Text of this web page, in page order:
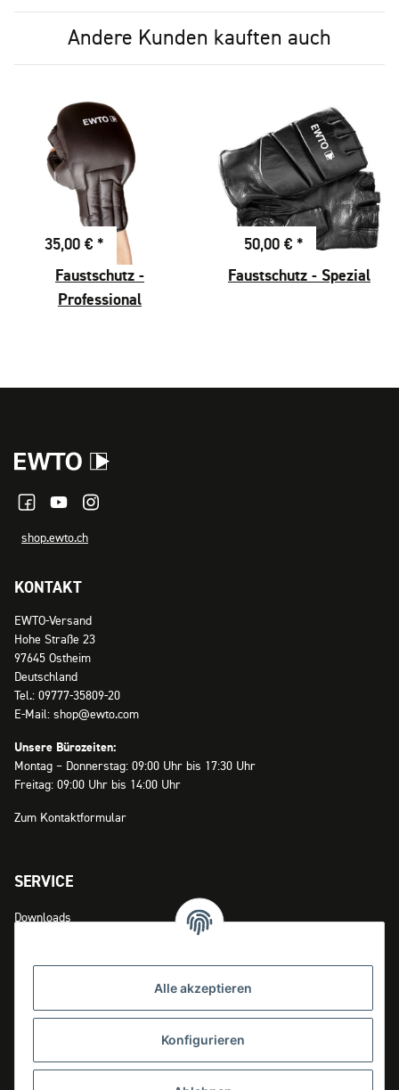
Andere Kunden kauften auch
35,00 € *
Faustschutz -
Professional
50,00 € *
Faustschutz - Spezial
shop.ewto.ch
KONTAKT
EWTO-Versand
Hohe Straße 23
97645 Ostheim
Deutschland
Tel.: 09777-35809-20
E-Mail: shop@ewto.com
Unsere Bürozeiten:
Montag – Donnerstag: 09:00 Uhr bis 17:30 Uhr
Freitag: 09:00 Uhr bis 14:00 Uhr
Zum Kontaktformular
SERVICE
Downloads
Widerrufsrecht
INFOS
Alle akzeptieren
Konfigurieren